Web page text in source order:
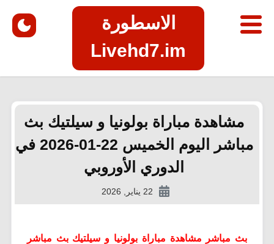
الاسطورة
Livehd7.im
مشاهدة مباراة بولونيا و سيلتيك بث
مباشر اليوم الخميس 22-01-2026 في
الدوري الأوروبي
22 يناير, 2026
بث مباشر مشاهدة مباراة بولونيا و سيلتيك بث مباشر